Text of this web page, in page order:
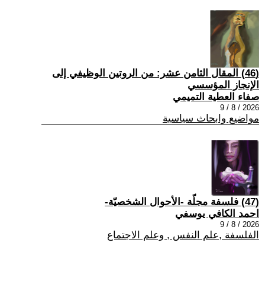
(46) المقال الثامن عشر: من الروتين الوظيفي إلى
الإنجاز المؤسسي
صفاء العطية التميمي
2026 / 8 / 9
مواضيع وابحاث سياسية
(47) فلسفة مجلّة -الأحوال الشخصيّة-
احمد الكافي يوسفي
2026 / 8 / 9
الفلسفة ,علم النفس , وعلم الاجتماع